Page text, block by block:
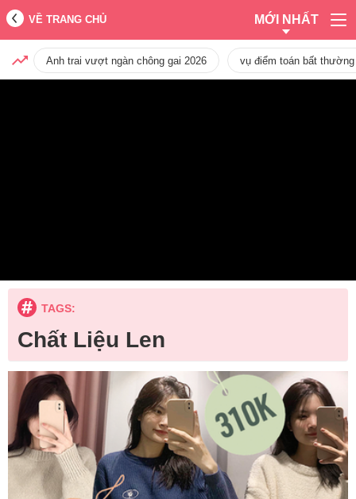
VỀ TRANG CHỦ MỚI NHẤT
Anh trai vượt ngàn chông gai 2026 vụ điểm toán bất
TAGS:
Chất Liệu Len